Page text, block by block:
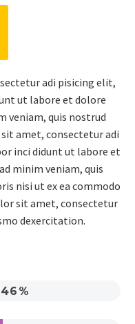
adi pisicing elit,
ut labore et dolore
veniam, quis nostrud
amet, consectetur adi
inci didunt ut labore et
minim veniam, quis
nisi ut ex ea commodo
sit amet, consectetur
dexercitation.
46%